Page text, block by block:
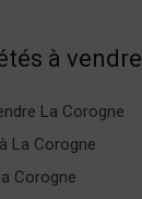
à vendre
La Corogne
La Corogne
Corogne